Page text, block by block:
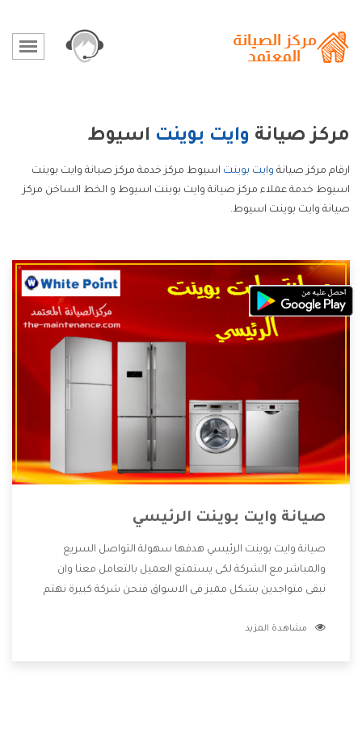
مركز صيانة وايت بوينت اسيوط
ارقام مركز صيانة وايت بوينت اسيوط مركز خدمة مركز صيانة وايت بوينت
اسيوط خدمة عملاء مركز صيانة وايت بوينت اسيوط و الخط الساخن مركز
صيانة وايت بوينت اسيوط.
صيانة وايت بوينت الرئيسي
صيانة وايت بوينت الرئيسي هدفها سهولة التواصل السريع
والمباشر مع الشركة لكى يستمتع العميل بالتعامل معنا وان
نبقى متواجدين بشكل مميز فى الاسواق فنحن شركة كبيرة نهتم
الشركة بها والتى تكون منها خدمة الصيانة التى تكون من أهم
مشاهدة المزيد